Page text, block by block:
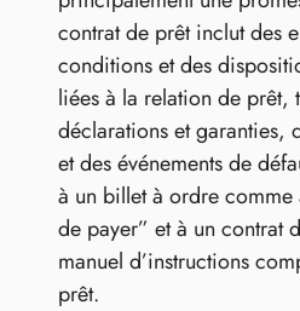
contrat de prêt inclut des
conditions et des
liées à la relation de prêt,
déclarations et garanties,
et des événements de
à un billet à ordre
de payer” et à un contrat
manuel d’instructions
prêt.